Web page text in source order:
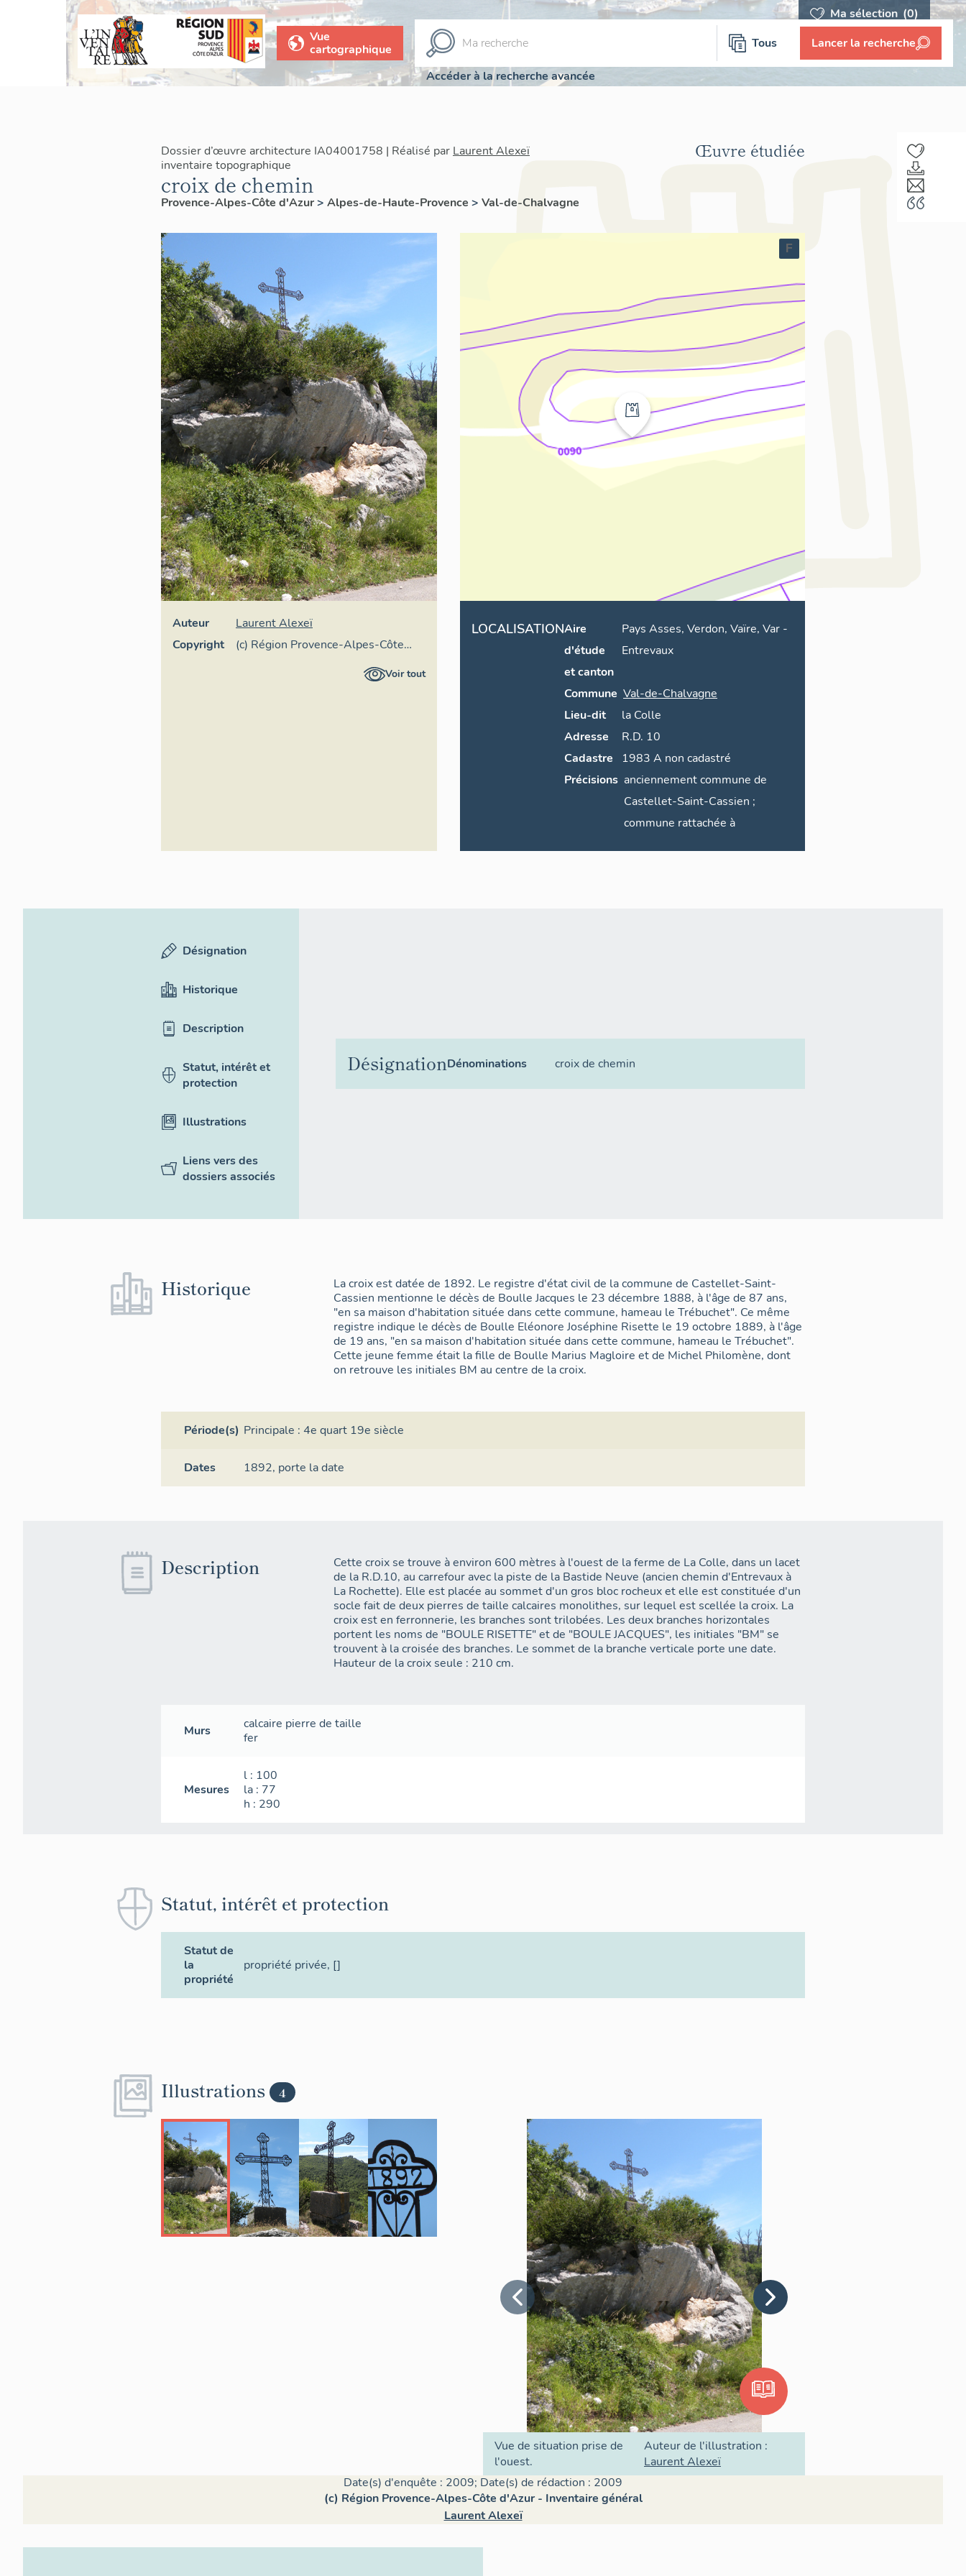
Ma sélection (0)
Vue
cartographique
Tous Lancer la recherche
Accéder à la recherche avancée
Dossier d’œuvre architecture IA04001758 | Réalisé par Laurent Alexeï
inventaire topographique
croix de chemin
Provence-Alpes-Côte d'Azur> Alpes-de-Haute-Provence > Val-de-Chalvagne
Œuvre étudiée
Auteur
Laurent Alexeï
Copyright
(c) Région Provence-Alpes-Côte
d'Azur - Inventaire général
Voir tout
F
LOCALISATIONAire
d'étude
et canton
Pays Asses, Verdon, Vaïre, Var-
Entrevaux
Commune Val-de-Chalvagne
Lieu-dit
la Colle
Adresse
R.D. 10
Cadastre
1983 A non cadastré
Précisions anciennement commune de
Castellet-Saint-Cassien ;
commune rattachée à
Désignation
Historique
Description
Statut, intérêt et
protection
Illustrations
Liens vers des
dossiers associés
DésignationDénominations croix de chemin
Historique
La croix est datée de 1892. Le registre d'état civil de la commune de Castellet-Saint-
Cassien mentionne le décès de Boulle Jacques le 23 décembre 1888, à l'âge de 87 ans,
"en sa maison d'habitation située dans cette commune, hameau le Trébuchet". Ce même
registre indique le décès de Boulle Eléonore Joséphine Risette le 19 octobre 1889, à l'âge
de 19 ans, "en sa maison d'habitation située dans cette commune, hameau le Trébuchet".
Cette jeune femme était la fille de Boulle Marius Magloire et de Michel Philomène, dont
on retrouve les initiales BM au centre de la croix.
Période(s) Principale :4e quart 19e siècle
Dates 1892, porte la date
Description
Cette croix se trouve à environ 600 mètres à l'ouest de la ferme de La Colle, dans un lacet
de la R.D.10, au carrefour avec la piste de la Bastide Neuve (ancien chemin d'Entrevaux à
La Rochette). Elle est placée au sommet d'un gros bloc rocheux et elle est constituée d'un
socle fait de deux pierres de taille calcaires monolithes, sur lequel est scellée la croix. La
croix est en ferronnerie, les branches sont trilobées. Les deux branches horizontales
portent les noms de "BOULE RISETTE" et de "BOULE JACQUES", les initiales "BM" se
trouvent à la croisée des branches. Le sommet de la branche verticale porte une date.
Hauteur de la croix seule : 210 cm.
Murs calcaire pierre de taille
fer
Mesures
l : 100
la : 77
h : 290
Statut, intérêt et protection
Statut de
la
propriété
propriété privée, []
Illustrations 4
Vue de situation prise de
l'ouest.
Auteur de l'illustration :
Laurent Alexeï
Date(s) d'enquête : 2009; Date(s) de rédaction : 2009
(c) Région Provence-Alpes-Côte d'Azur - Inventaire général
Laurent Alexeï